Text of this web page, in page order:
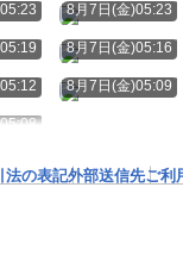
8月7日(金)05:23
8月7日(金)05:16
8月7日(金)05:09
法の表記外部送信先ご利